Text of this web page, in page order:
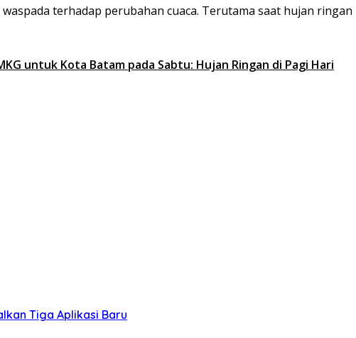
terhadap perubahan cuaca. Terutama saat hujan
untuk Kota Batam pada Sabtu: Hujan Ringan di Pagi Hari
Tiga Aplikasi Baru